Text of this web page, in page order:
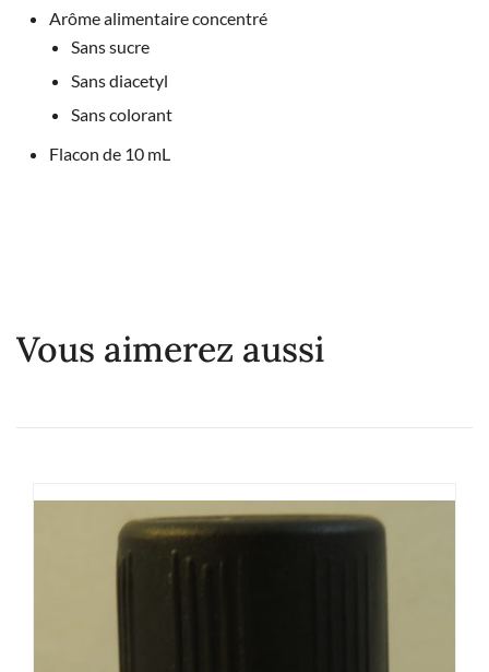
Arôme alimentaire concentré
Sans sucre
Sans diacetyl
Sans colorant
Flacon de 10 mL
Vous aimerez aussi